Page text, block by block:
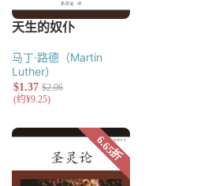
马丁·路德（Martin
Luther）